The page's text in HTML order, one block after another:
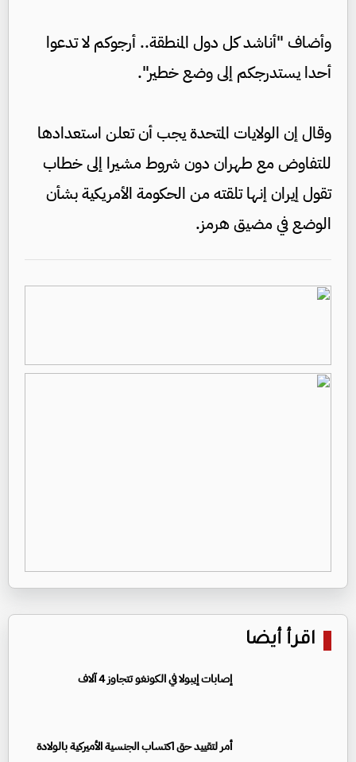
وأضاف "أناشد كل دول المنطقة.. أرجوكم لا تدعوا
أحدا يستدرجكم إلى وضع خطير".
وقال إن الولايات المتحدة يجب أن تعلن استعدادها
للتفاوض مع طهران دون شروط مشيرا إلى خطاب
تقول إيران إنها تلقته من الحكومة الأمريكية بشأن
الوضع في مضيق هرمز.
اقرأ أيضا
إصابات إيبولا في الكونغو تتجاوز 4 آلاف
أمر لتقييد حق اكتساب الجنسية الأميركية بالولادة